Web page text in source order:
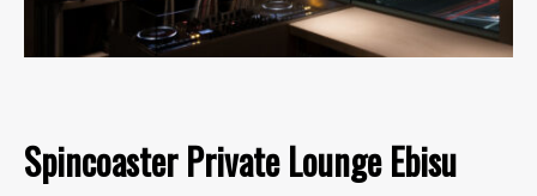
Spincoaster Private Lounge Ebisu